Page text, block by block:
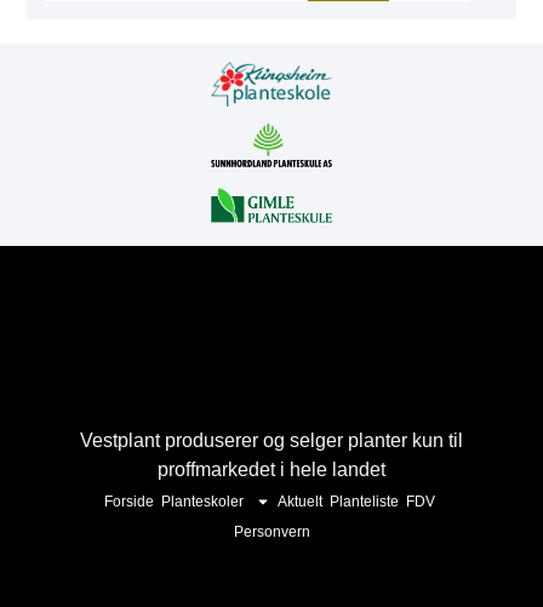
Vestplant produserer og selger planter kun til
proffmarkedet i hele landet
Forside Planteskoler Aktuelt Planteliste FDV
Personvern